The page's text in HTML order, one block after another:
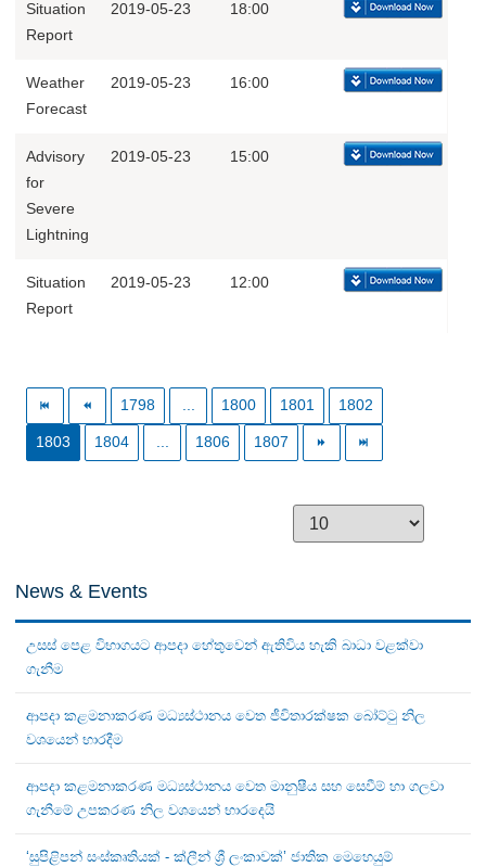
Situation
Report
2019-05-23 18:00
Weather
Forecast
2019-05-23 16:00
Advisory
for
Severe
Lightning
2019-05-23 15:00
Situation
Report
2019-05-23 12:00
1798 ... 1800 1801 1802
1803 1804 ... 1806 1807
News & Events
උසස් පෙළ විභාගයට ආපදා හේතුවෙන් ඇතිවිය හැකි බාධා වළක්වා
ගැනීම
ආපදා කළමනාකරණ මධ්‍යස්ථානය වෙත ජීවිතාරක්ෂක බෝට්ටු නිල
වශයෙන් භාරදීම
ආපදා කළමනාකරණ මධ්‍යස්ථානය වෙත මානුෂීය සහ සෙවීම් හා ගලවා
ගැනීමේ උපකරණ නිල වශයෙන් භාරදෙයි
‘සුපිළිපන් සංස්කෘතියක් - ක්ලීන් ශ්‍රී ලංකාවක්’ ජාතික මෙහෙයුම්